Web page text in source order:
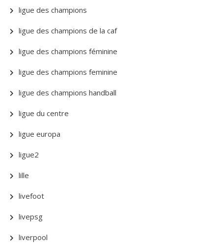
ligue des champions
ligue des champions de la caf
ligue des champions féminine
ligue des champions feminine
ligue des champions handball
ligue du centre
ligue europa
ligue2
lille
livefoot
livepsg
liverpool